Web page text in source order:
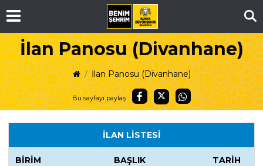
İlan Panosu (Divanhane)
İlan Panosu (Divanhane)
Bu sayfayı paylaş
İLAN LİSTESİ
BİRİM BAŞLIK TARİH